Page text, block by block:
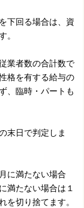
下回る場合は、資
。
業者数の合計数で
格を有する給与の
、臨時・パートも
末日で判定しま
に満たない場合
満たない場合は１
を切り捨てます。